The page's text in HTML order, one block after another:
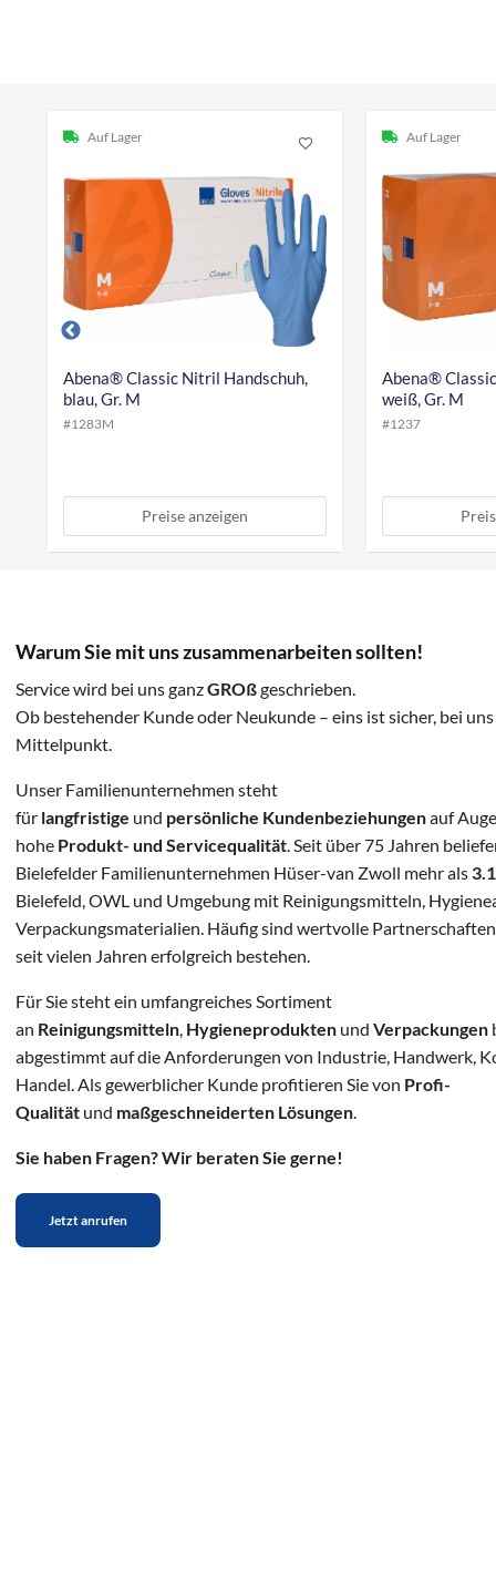
Abena® Classic Nitril Handschuh,
blau, Gr. M
#1283M
Auf Lager
Preise anzeigen
Abena®
weiß, Gr. M
#1237
Auf Lager
Warum Sie mit uns zusammenarbeitensollten!
Service wird bei uns ganzGROßgeschrieben.
Ob bestehender Kunde oder Neukunde – eins ist sicher, bei
Mittelpunkt.
Unser Familienunternehmen steht
für langfristige und persönliche Kundenbeziehungenauf
hohe Produkt- und Servicequalität . Seit über 75 Jahren
Bielefelder Familienunternehmen Hüser-van Zwoll mehr als
Bielefeld, OWL und Umgebung mit Reinigungsmitteln,
Verpackungsmaterialien. Häufig sind wertvolle
seit vielen Jahren erfolgreich bestehen.
Für Sie steht ein umfangreiches Sortiment
an Reinigungsmitteln Hygieneprodukten und Verpackungen
abgestimmt auf die Anforderungen von Industrie, Handwerk,
Handel. Als gewerblicher Kunde profitieren Sie von Profi-
Qualität und maßgeschneiderten Lösungen
Sie haben Fragen? Wir beraten Sie gerne!
Jetzt anrufen